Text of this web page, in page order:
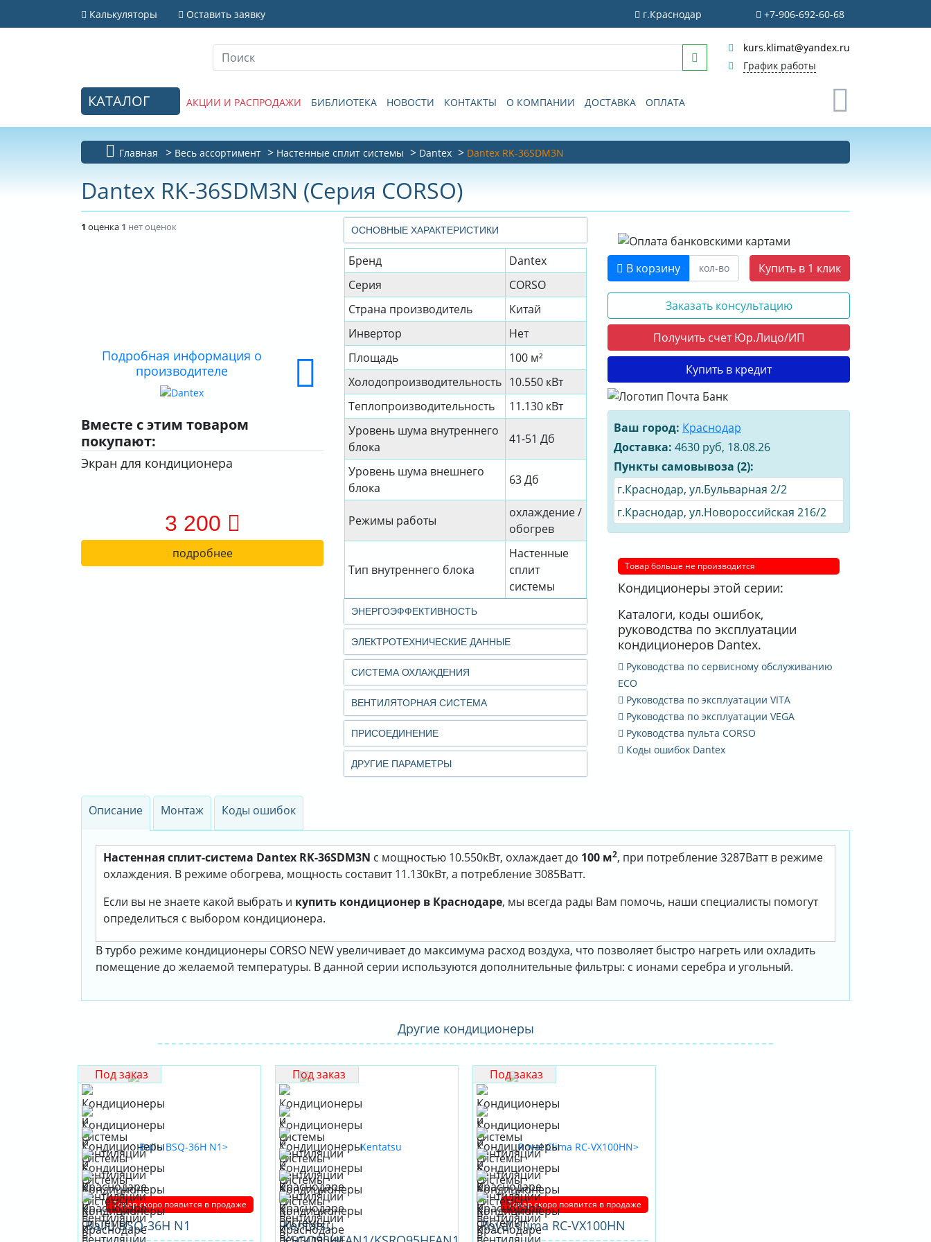
Калькуляторы Оставить заявку г.Краснодар +7-906-692-60-68
kurs.klimat@yandex.ru
График работы
КАТАЛОГ АКЦИИ И РАСПРОДАЖИ БИБЛИОТЕКА НОВОСТИ КОНТАКТЫ О КОМПАНИИ ДОСТАВКА ОПЛАТА
Главная Весь ассортимент Настенные сплит системы Dantex Dantex RK-36SDM3N
Dantex RK-36SDM3N (Серия CORSO)
1 оценка 1 нет оценок
Подробная информация о
производителе
Вместе с этим товаром
покупают:
Экран для кондиционера
3 200
подробнее
ОСНОВНЫЕ ХАРАКТЕРИСТИКИ
Бренд
Dantex
Серия
CORSO
Страна производитель
Китай
Инвертор
Нет
Площадь
100 м²
Холодопроизводительность 10.550 кВт
Теплопроизводительность
11.130 кВт
Уровень шума внутреннего
блока
41-51 Дб
Уровень шума внешнего
блока
63 Дб
Режимы работы
охлаждение /
обогрев
Тип внутреннего блока
Настенные
сплит
системы
ЭНЕРГОЭФФЕКТИВНОСТЬ
ЭЛЕКТРОТЕХНИЧЕСКИЕ ДАННЫЕ
СИСТЕМА ОХЛАЖДЕНИЯ
ВЕНТИЛЯТОРНАЯ СИСТЕМА
ПРИСОЕДИНЕНИЕ
ДРУГИЕ ПАРАМЕТРЫ
В корзину Купить в 1 клик
Заказать консультацию
Получить счет Юр.Лицо/ИП
Купить в кредит
Ваш город: Краснодар
Доставка: 4630 руб, 18.08.26
Пункты самовывоза (2):
г.Краснодар, ул.Бульварная 2/2
г.Краснодар, ул.Новороссийская 216/2
Товар больше не производится
Кондиционеры этой серии:
Каталоги, коды ошибок,
руководства по эксплуатации
кондиционеров Dantex.
Руководства по сервисному обслуживанию
ECO
Руководства по эксплуатации VITA
Руководства по эксплуатации VEGA
Руководства пульта CORSO
Коды ошибок Dantex
Описание Монтаж Коды ошибок
Настенная сплит-система Dantex RK-36SDM3N с мощностью 10.550кВт, охлаждает до 100 м2, при потребление 3287Ватт в режиме
охлаждения. В режиме обогрева, мощность составит 11.130кВт, а потребление 3085Ватт.
Если вы не знаете какой выбрать и купить кондиционер в Краснодаре, мы всегда рады Вам помочь, наши специалисты помогут
определиться с выбором кондиционера.
В турбо режиме кондиционеры CORSO NEW увеличивает до максимума расход воздуха, что позволяет быстро нагреть или охладить
помещение до желаемой температуры. В данной серии используются дополнительные фильтры: с ионами серебра и угольный.
Другие кондиционеры
Под заказ
Товар скоро появится в продаже
Ballu BSQ-36H N1
Под заказ
Kentatsu
Под заказ
Товар скоро появится в продаже
Royal Clima RC-VX100HN